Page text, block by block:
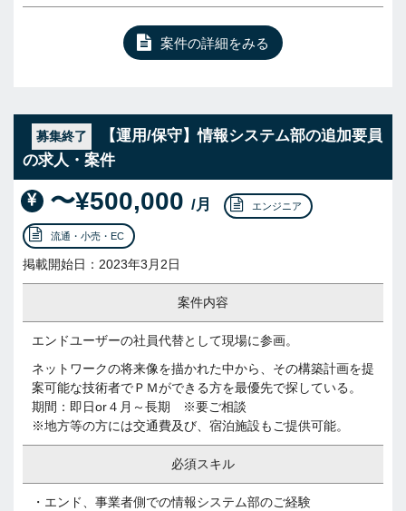
案件の詳細をみる
募集終了
【運用/保守】情報システム部の追加要員
の求人・案件
〜¥500,000 /月 エンジニア
流通・小売・EC
掲載開始日：2023年3月2日
案件内容
エンドユーザーの社員代替として現場に参画。
ネットワークの将来像を描かれた中から、その構築計画を提
案可能な技術者でＰＭができる方を最優先で探している。
期間：即日or４月～長期 ※要ご相談
※地方等の方には交通費及び、宿泊施設もご提供可能。
必須スキル
・エンド、事業者側での情報システム部のご経験